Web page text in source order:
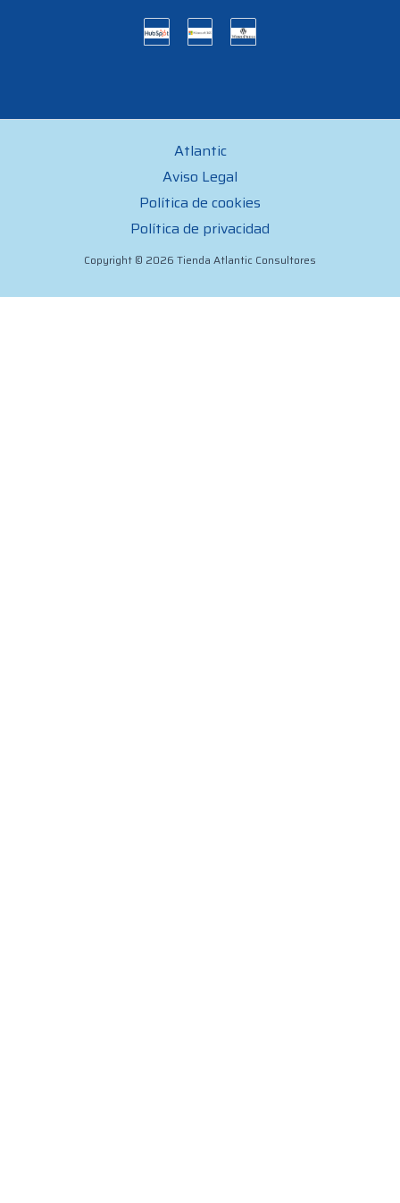
Atlantic
Aviso Legal
Política de cookies
Política de privacidad
Copyright © 2026 Tienda Atlantic Consultores